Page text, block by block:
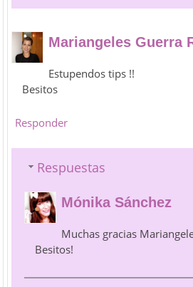
Mariangeles Guerra
Estupendos tips !!
Besitos
Responder
Respuestas
Mónika Sánchez
Muchas gracias
Besitos!